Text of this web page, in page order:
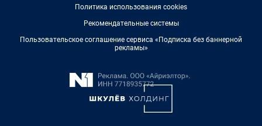
Политика использования cookies
Рекомендательные системы
Пользовательское соглашение сервиса «Подписка без баннерной
рекламы»